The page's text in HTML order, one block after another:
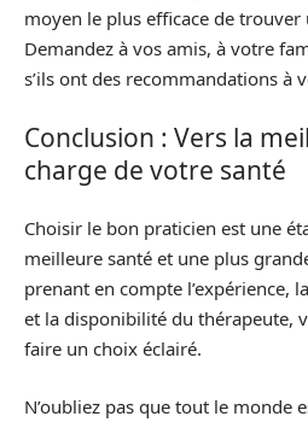
moyen le plus efficace de
Demandez à vos amis, à votre
s’ils ont des recommandations à
Conclusion : Vers la
charge de votre santé
Choisir le bon praticien est une
meilleure santé et une plus
prenant en compte l’expérience,
et la disponibilité du thérapeute,
faire un choix éclairé.
N’oubliez pas que tout le monde